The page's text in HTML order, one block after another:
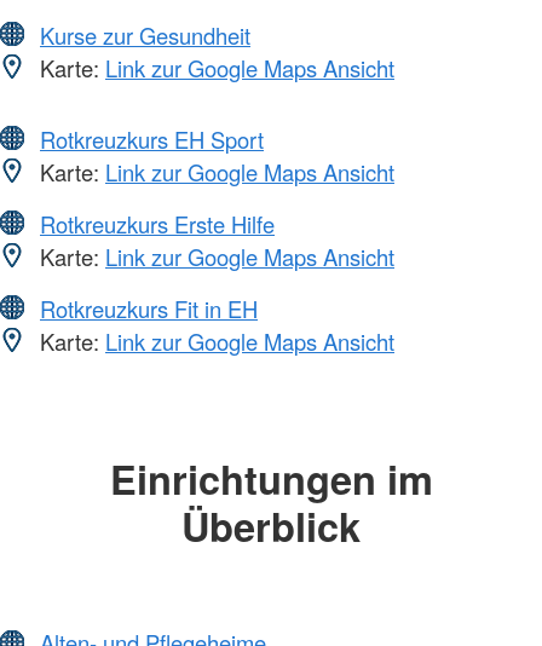
Kurse zur Gesundheit
Karte: Link zur Google Maps Ansicht
Rotkreuzkurs EH Sport
Karte: Link zur Google Maps Ansicht
Rotkreuzkurs Erste Hilfe
Karte: Link zur Google Maps Ansicht
Rotkreuzkurs Fit in EH
Karte: Link zur Google Maps Ansicht
Einrichtungen im
Überblick